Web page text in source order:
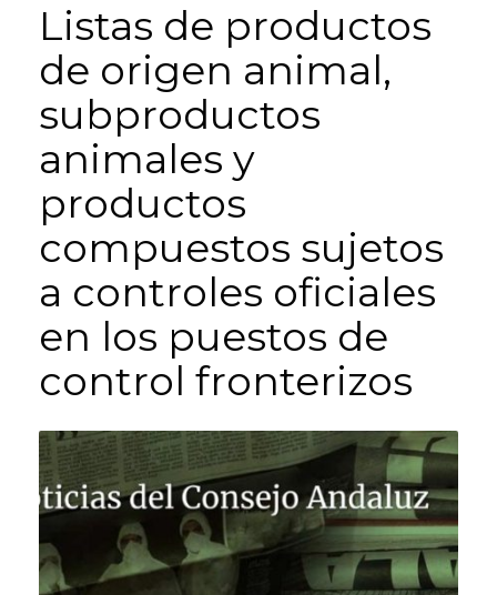
Listas de productos
de origen animal,
subproductos
animales y
productos
compuestos sujetos
a controles oficiales
en los puestos de
control fronterizos